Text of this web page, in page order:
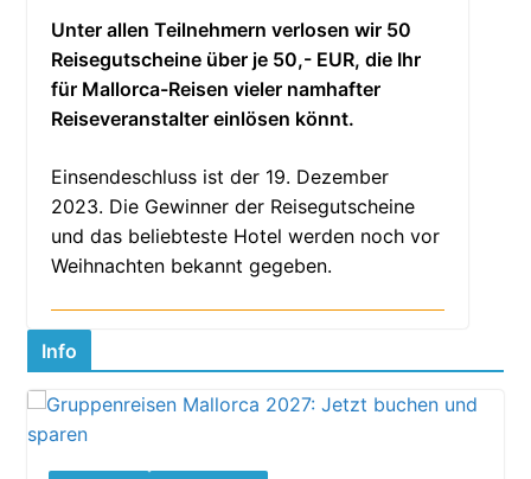
Unter allen Teilnehmern verlosen wir 50
Reisegutscheine über je 50,- EUR, die Ihr
für Mallorca-Reisen vieler namhafter
Reiseveranstalter einlösen könnt.
Einsendeschluss ist der 19. Dezember
2023. Die Gewinner der Reisegutscheine
und das beliebteste Hotel werden noch vor
Weihnachten bekannt gegeben.
Info